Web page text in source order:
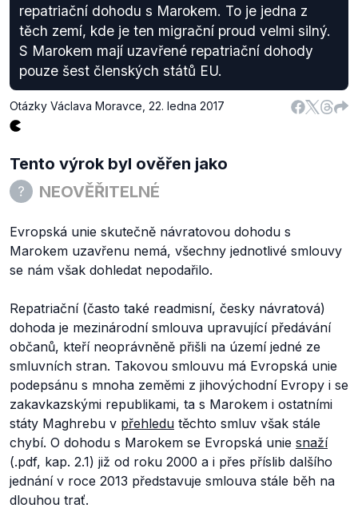
repatriační dohodu s Marokem. To je jedna z
těch zemí, kde je ten migrační proud velmi silný.
S Marokem mají uzavřené repatriační dohody
pouze šest členských států EU.
Otázky Václava Moravce 22. ledna 2017
Tento výrok byl ověřen jako
NEOVĚŘITELNÉ
Evropská unie skutečně návratovou dohodu s
Marokem uzavřenu nemá, všechny jednotlivé smlouvy
se nám však dohledat nepodařilo.
Repatriační (často také readmisní, česky návratová)
dohoda je mezinárodní smlouva upravující předávání
občanů, kteří neoprávněně přišli na území jedné ze
smluvních stran. Takovou smlouvu má Evropská unie
podepsánu s mnoha zeměmi z jihovýchodní Evropy i se
zakavkazskými republikami, ta s Marokem i ostatními
státy Maghrebu v přehledu těchto smluv však stále
chybí. O dohodu s Marokem se Evropská unie snaží
(.pdf, kap. 2.1) již od roku 2000 a i přes příslib dalšího
jednání v roce 2013 představuje smlouva stále běh na
dlouhou trať.